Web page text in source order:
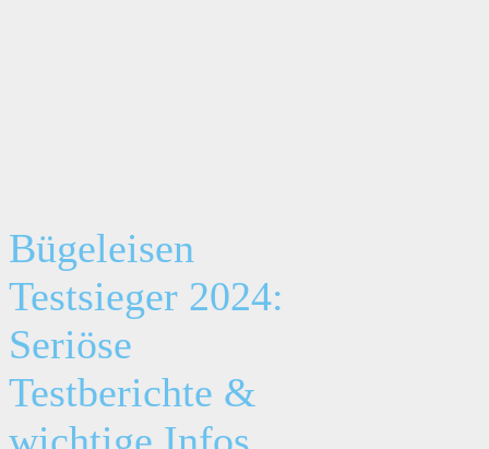
Bügeleisen
Testsieger 2024:
Seriöse
Testberichte &